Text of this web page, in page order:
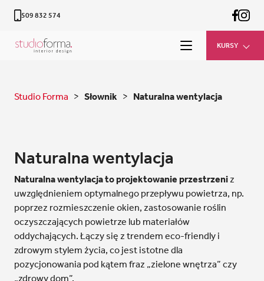
509 832 574
KURSY
Studio Forma > Słownik > Naturalna wentylacja
Naturalna wentylacja
Naturalna wentylacja to projektowanie przestrzeniz
uwzględnieniem optymalnego przepływu powietrza, np.
poprzez rozmieszczenie okien, zastosowanie roślin
oczyszczających powietrze lub materiałów
oddychających. Łączy się z trendem eco-friendly i
zdrowym stylem życia, co jest istotne dla
pozycjonowania pod kątem fraz „zielone wnętrza” czy
„zdrowy dom”.